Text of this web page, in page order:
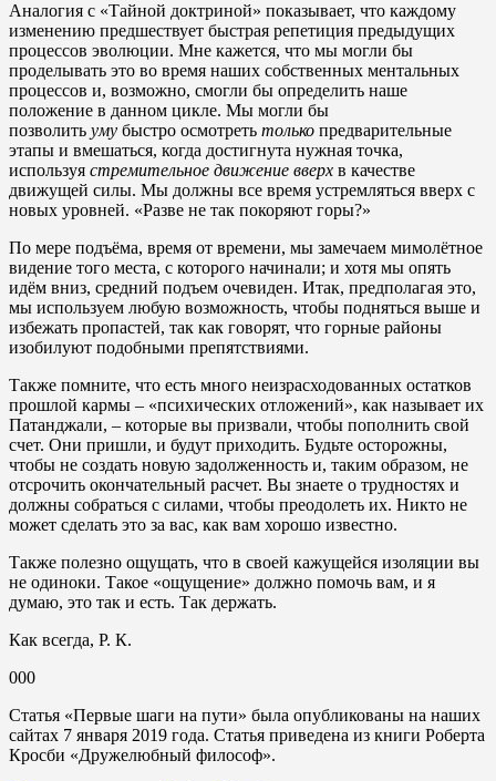
Аналогия с «Тайной доктриной» показывает, что каждому
изменению предшествует быстрая репетиция предыдущих
процессов эволюции. Мне кажется, что мы могли бы
проделывать это во время наших собственных ментальных
процессов и, возможно, смогли бы определить наше
положение в данном цикле. Мы могли бы
позволить уму быстро осмотреть только предварительные
этапы и вмешаться, когда достигнута нужная точка,
используя стремительное движение вверх в качестве
движущей силы. Мы должны все время устремляться вверх с
новых уровней. «Разве не так покоряют горы?»
По мере подъёма, время от времени, мы замечаем мимолётное
видение того места, с которого начинали; и хотя мы опять
идём вниз, средний подъем очевиден. Итак, предполагая это,
мы используем любую возможность, чтобы подняться выше и
избежать пропастей, так как говорят, что горные районы
изобилуют подобными препятствиями.
Также помните, что есть много неизрасходованных остатков
прошлой кармы – «психических отложений», как называет их
Патанджали, – которые вы призвали, чтобы пополнить свой
счет. Они пришли, и будут приходить. Будьте осторожны,
чтобы не создать новую задолженность и, таким образом, не
отсрочить окончательный расчет. Вы знаете о трудностях и
должны собраться с силами, чтобы преодолеть их. Никто не
может сделать это за вас, как вам хорошо известно.
Также полезно ощущать, что в своей кажущейся изоляции вы
не одиноки. Такое «ощущение» должно помочь вам, и я
думаю, это так и есть. Так держать.
Как всегда, Р. К.
000
Статья «Первые шаги на пути» была опубликованы на наших
сайтах 7 января 2019 года. Статья приведена из книги Роберта
Кросби «Дружелюбный философ».